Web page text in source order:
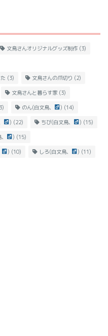
文鳥さんオリジナルグッズ制作 (3)
(3) 文鳥さんの爪切り (2)
文鳥さんと暮らす家 (3)
のん(白文鳥、 ) (14)
) (22) ちび(白文鳥、 ) (15)
) (15)
) (10) しろ(白文鳥、 ) (11)